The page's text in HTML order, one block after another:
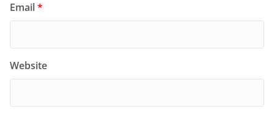
Email*
Website